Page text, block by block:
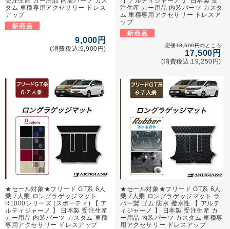
タム 車種専用アクセサリー ドレス
アップ
9,000円
(消費税込:9,900円)
注生産 カー用品 内装パーツ カスタ
ム 車種専用アクセサリー ドレスア
ップ
定価18,500円のところ
17,500円
(消費税込:19,250円)
★セール対象★フリード GT系 6人
乗 7人乗 ロングラゲッジマット
R1000シリーズ (スポーティ) 【 ア
ルティジャーノ 】 日本製 受注生産
カー用品 内装パーツ カスタム 車種
専用アクセサリー ドレスアップ
★セール対象★フリード GT系 6人
乗 7人乗 ロングラゲッジマット ラ
バー製 ゴム 防水 撥水性 【 アルテ
ィジャーノ 】 日本製 受注生産 カ
ー用品 内装パーツ カスタム 車種専
用アクセサリー ドレスアップ